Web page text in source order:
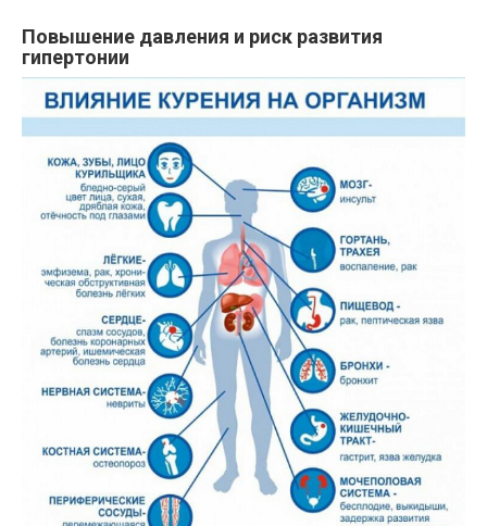
Повышение давления и риск развития
гипертонии